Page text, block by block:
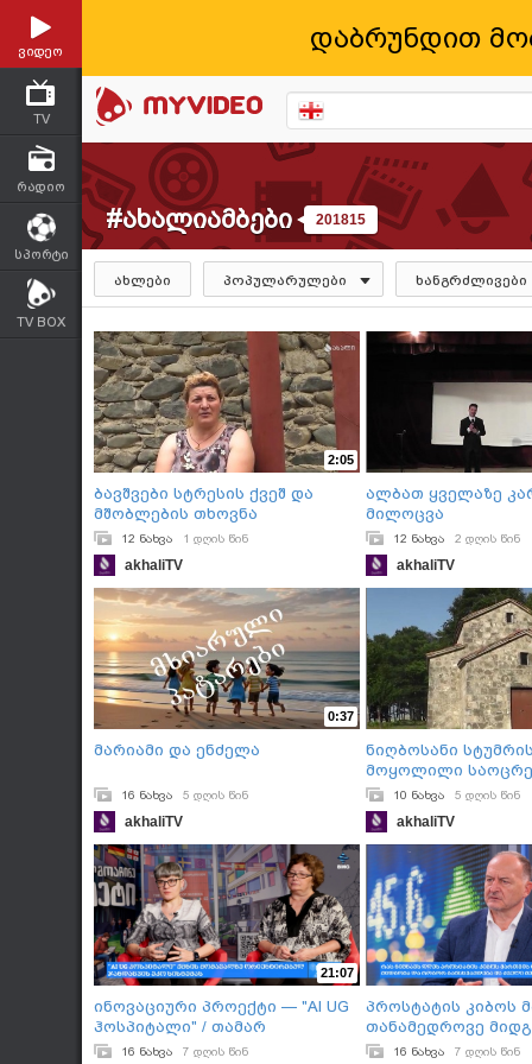
დაბრუნდით
ვიდეო
TV
რადიო
სპორტი
TV BOX
#ახალიამბები 201815
ახლები პოპულარულები ხანგრძლივები
2:05
ბავშვები სტრესის ქვეშ და
მშობლების თხოვნა
12 ნახვა 1 დღის წინ
akhaliTV
ალბათ ყველაზე
მილოცვა
12 ნახვა 2 დღის წინ
akhaliTV
0:37
მარიამი და ენძელა
16 ნახვა 5 დღის წინ
akhaliTV
ნიღბოსანი
მოყოლილი
10 ნახვა 5 დღის წინ
akhaliTV
21:07
ინოვაციური პროექტი — "AI UG
ჰოსპიტალი" / თამარ
ლობჟანიძე & ნანა დიხამინჯია
16 ნახვა 7 დღის წინ
პროსტატის კიბოს
თანამედროვე
გურამ16 ნახვა 7 დღის წინ